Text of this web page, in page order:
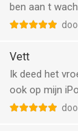
ben aan t
Vett
Ik deed het
ook op mijn